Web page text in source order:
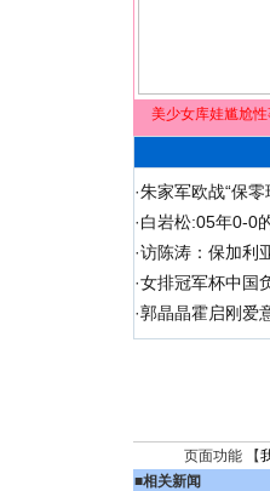
美少女库娃尴尬
·朱家军欧战“保
·白岩松:05年0-0
·访陈涛：保加利
·女排冠军杯中国
·郭晶晶霍启刚爱
页面功能 【
■相关新闻